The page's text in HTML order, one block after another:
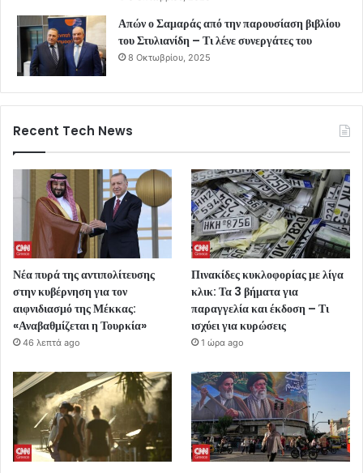
Απών ο Σαμαράς από την παρουσίαση βιβλίου
του Στυλιανίδη – Τι λένε συνεργάτες του
8 Οκτωβρίου, 2025
Recent Tech News
Νέα πυρά της αντιπολίτευσης
στην κυβέρνηση για τον
αιφνιδιασμό της Μέκκας:
«Αναβαθμίζεται η Τουρκία»
46 λεπτά ago
Πινακίδες κυκλοφορίας με λίγα
κλικ: Τα 3 βήματα για
παραγγελία και έκδοση – Τι
ισχύει για κυρώσεις
1 ώρα ago